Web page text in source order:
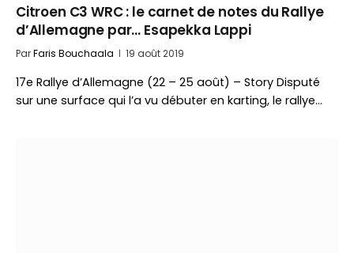
Citroen C3 WRC : le carnet de notes du Rallye
d’Allemagne par… Esapekka Lappi
ParFaris Bouchaala 19 août 2019
17e Rallye d’Allemagne (22 – 25 août) – Story Disputé
sur une surface qui l’a vu débuter en karting, le rallye…